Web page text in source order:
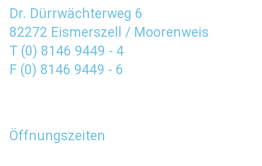
Dr. Dürrwächterweg 6
82272 Eismerszell / Moorenweis
T (0) 8146 9449 - 4
F (0) 8146 9449 - 6
Öffnungszeiten